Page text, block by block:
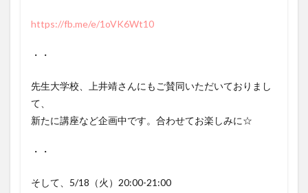
https://fb.me/e/1oVK6Wt10
・・
先生大学校、上井靖さんにもご賛同いただいておりまし
て、
新たに講座など企画中です。合わせてお楽しみに☆
・・
そして、5/18（火）20:00-21:00